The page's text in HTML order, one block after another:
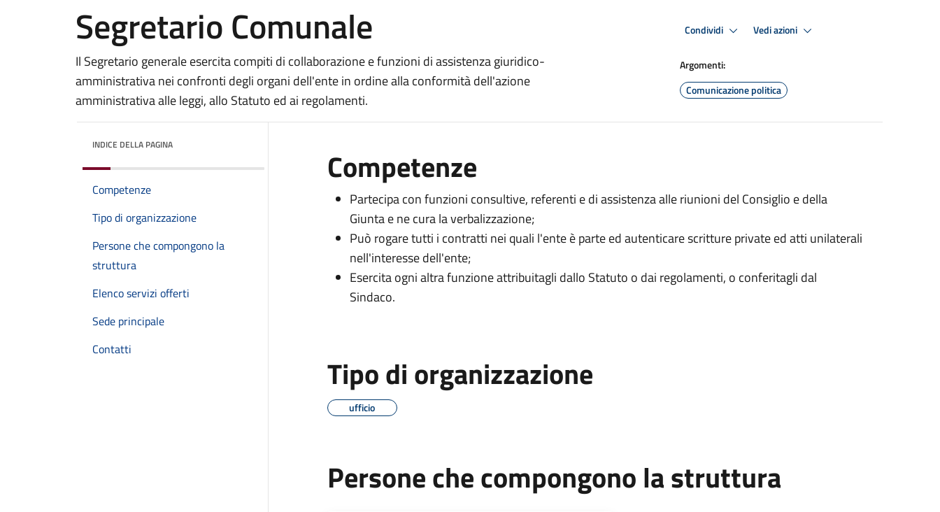
Segretario Comunale
Il Segretario generale esercita compiti di collaborazione e funzioni di assistenza giuridico-
amministrativa nei confronti degli organi dell'ente in ordine alla conformità dell'azione
amministrativa alle leggi, allo Statuto ed ai regolamenti.
Condividi Vedi azioni
Argomenti:
Comunicazione politica
INDICE DELLA PAGINA
Competenze
Tipo di organizzazione
Persone che compongono la
struttura
Elenco servizi offerti
Sede principale
Contatti
Competenze
Partecipa con funzioni consultive, referenti e di assistenza alle riunioni del Consiglio e della
Giunta e ne cura la verbalizzazione;
Può rogare tutti i contratti nei quali l'ente è parte ed autenticare scritture private ed atti unilaterali
nell'interesse dell'ente;
Esercita ogni altra funzione attribuitagli dallo Statuto o dai regolamenti, o conferitagli dal
Sindaco.
Tipo di organizzazione
ufficio
Persone che compongono la struttura